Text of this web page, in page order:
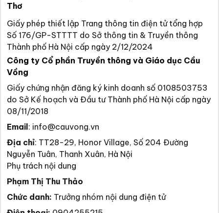
Thơ
Giấy phép thiết lập Trang thông tin điện tử tổng hợp
Số 176/GP-STTTT do Sở thông tin & Truyền thông
Thành phố Hà Nội cấp ngày 2/12/2024
Công ty Cổ phần Truyền thông và Giáo dục Cầu
Vồng
Giấy chứng nhận đăng ký kinh doanh số 0108503753
do Sở Kế hoạch và Đầu tư Thành phố Hà Nội cấp ngày
08/11/2018
Email : info@cauvong.vn
Địa chỉ: TT28-29, Honor Village, Số 204 Đường
Nguyễn Tuân, Thanh Xuân, Hà Nội
Phụ trách nội dung
Phạm Thị Thu Thảo
Chức danh: Trưởng nhóm nội dung điện tử